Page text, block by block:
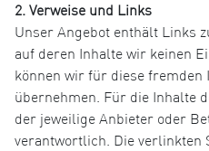
2. Verweise und Links
Unser Angebot enthält Links
auf deren Inhalte wir keinen
können wir für diese fremden
übernehmen. Für die Inhalte
der jeweilige Anbieter oder
verantwortlich. Die verlinkten